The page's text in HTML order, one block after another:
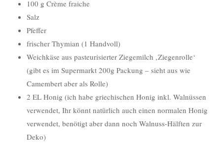
100 g Crème fraiche
Salz
Pfeffer
frischer Thymian (1 Handvoll)
Weichkäse aus pasteurisierter Ziegemilch ‚Ziegenrolle‘
(gibt es im Supermarkt 200g Packung – sieht aus wie
Camembert aber als Rolle)
2 EL Honig (ich habe griechischen Honig inkl. Walnüssen
verwendet, Ihr könnt natürlich auch einen normalen Honig
verwendet, benötigt aber dann noch Walnuss-Hälften zur
Deko)